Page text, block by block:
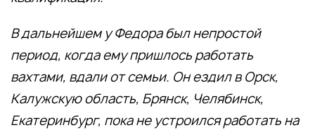
В дальнейшем у Федора был непростой
период, когда ему пришлось работать
вахтами, вдали от семьи. Он ездил в Орск,
Калужскую область, Брянск, Челябинск,
Екатеринбург, пока не устроился работать на